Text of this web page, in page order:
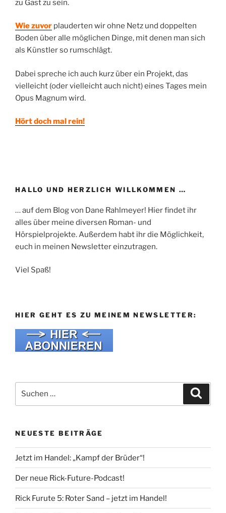
zu Gast zu sein.
Wie zuvor plauderten wir ohne Netz und doppelten
Boden über alle möglichen Dinge, mit denen man sich
als Künstler so rumschlägt.
Dabei spreche ich auch kurz über ein Projekt, das
vielleicht (oder vielleicht auch nicht) eines Tages mein
Opus Magnum wird.
Hört doch mal rein!
HALLO UND HERZLICH WILLKOMMEN …
… auf dem Blog von Dane Rahlmeyer! Hier findet ihr
alles über meine diversen Roman- und
Hörspielprojekte. Außerdem habt ihr die Möglichkeit,
euch in meinen Newsletter einzutragen.
Viel Spaß!
HIER GEHT ES ZU MEINEM NEWSLETTER:
nach:
NEUESTE BEITRÄGE
Jetzt im Handel: „Kampf der Brüder“!
Der neue Rick-Future-Podcast!
Rick Furute 5: Roter Sand – jetzt im Handel!